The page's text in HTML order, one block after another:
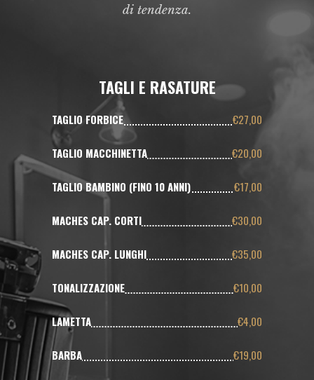
di tendenza.
TAGLI E RASATURE
TAGLIO FORBICE €27,00
TAGLIO MACCHINETTA €20,00
TAGLIO BAMBINO (FINO 10 ANNI) €17,00
MACHES CAP. CORTI €30,00
MACHES CAP. LUNGHI €35,00
TONALIZZAZIONE €10,00
LAMETTA €4,00
BARBA €19,00